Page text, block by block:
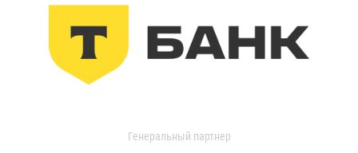
Генеральный партнер